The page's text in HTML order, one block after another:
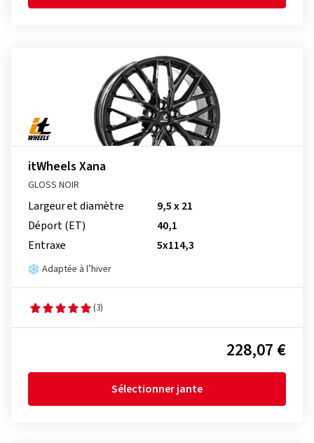
itWheels Xana
GLOSS NOIR
Largeur et diamètre
9,5 x 21
Déport (ET)
40,1
Entraxe
5x114,3
Adaptée à l’hiver
(3)
228,07 €
Sélectionner jante